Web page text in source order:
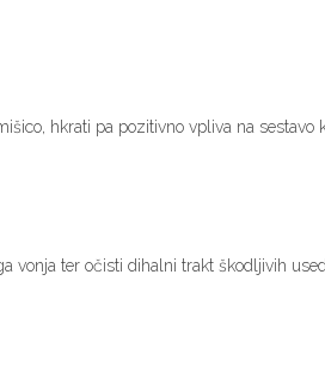
hkrati pa pozitivno vpliva na
vonja ter očisti dihalni trakt škodljivih